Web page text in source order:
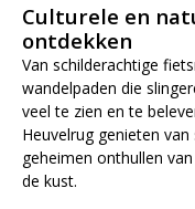
Culturele en
ontdekken
Van schilderachtige
wandelpaden die
veel te zien en te
Heuvelrug genieten
geheimen onthullen
de kust.